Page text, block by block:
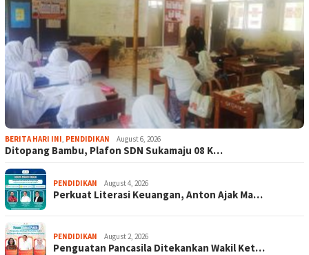
BERITA HARI INI, PENDIDIKAN August 6, 2026
Ditopang Bambu, Plafon SDN Sukamaju 08 K…
PENDIDIKAN August 4, 2026
Perkuat Literasi Keuangan, Anton Ajak Ma…
PENDIDIKAN August 2, 2026
Penguatan Pancasila Ditekankan Wakil Ket…